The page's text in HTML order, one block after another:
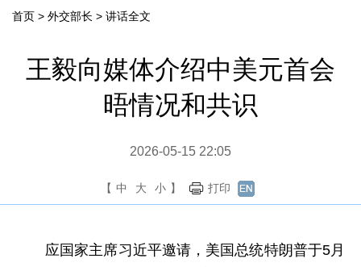
首页 > 外交部长 > 讲话全文
王毅向媒体介绍中美元首会
晤情况和共识
2026-05-15 22:05
【 中 大 小 】 打印
应国家主席习近平邀请，美国总统特朗普于5月